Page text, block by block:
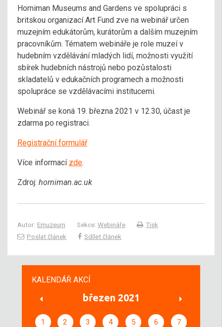
Horniman Museums and Gardens ve spolupráci s
britskou organizací Art Fund zve na webinář určen
muzejním edukátorům, kurátorům a dalším muzejním
pracovníkům. Tématem webináře je role muzeí v
hudebním vzdělávání mladých lidí, možnosti využití
sbírek hudebních nástrojů nebo pozůstalosti
skladatelů v edukačních programech a možnosti
spolupráce se vzdělávacími institucemi.
Webinář se koná 19. března 2021 v 12.30, účast je
zdarma po registraci.
Registrační formulář
Více informací zde.
Zdroj: horniman.ac.uk
Autor: Emuzeum Sekce: Webináře
Tisk
Poslat článek
Sdílet článek
KALENDÁŘ AKCÍ
březen 2021
1 2 3 4 5 6
7